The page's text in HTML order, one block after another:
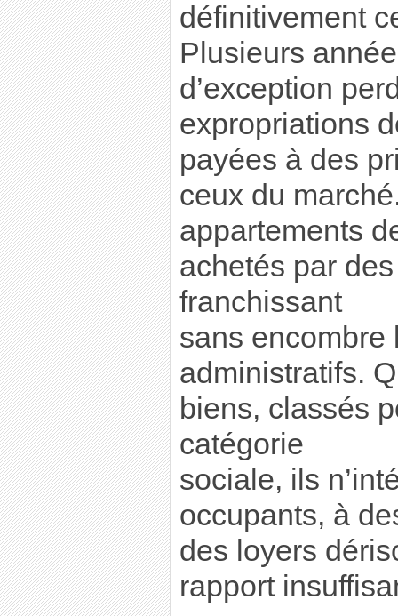
définitivement
Plusieurs
d’exception
expropriations
payées à des
ceux du
appartements
achetés par
franchissant
sans encombre
administratifs.
biens, classés
catégorie
sociale, ils
occupants, à
des loyers
rapport